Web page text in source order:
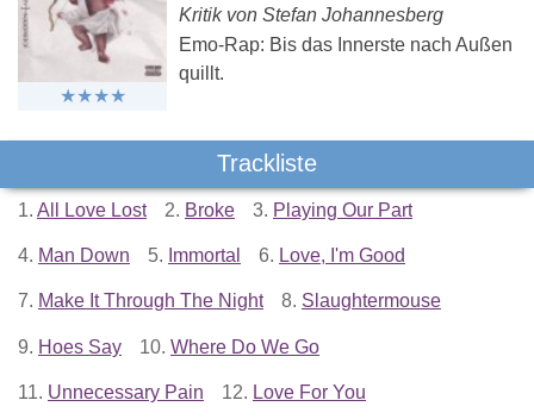
Kritik von Stefan Johannesberg
Emo-Rap: Bis das Innerste nach Außen
quillt.
Trackliste
1. All Love Lost 2. Broke 3. Playing Our Part
4. Man Down 5. Immortal 6. Love, I'm Good
7. Make It Through The Night 8. Slaughtermouse
9. Hoes Say 10. Where Do We Go
11. Unnecessary Pain 12. Love For You